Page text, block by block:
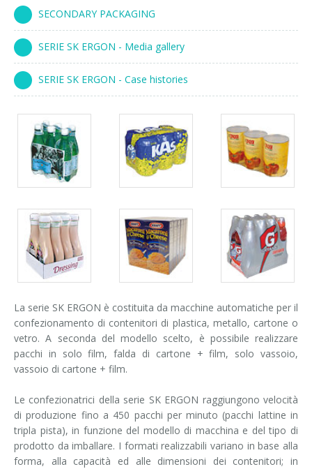
ingresso in linea
ingresso a 90°
Corsi palettizzatori
SECONDARY PACKAGING
SERIE SK ERGON - Media gallery
SERIE SK ERGON - Case histories
Packs
gallery
Packs
gallery
Packs
gallery
Packs
gallery
Packs
gallery
Packs
gallery
La serie SK ERGON è costituita da macchine automatiche per il
confezionamento di contenitori di plastica, metallo, cartone o
vetro. A seconda del modello scelto, è possibile realizzare
pacchi in solo film, falda di cartone + film, solo vassoio,
vassoio di cartone + film.
Le confezionatrici della serie SK ERGON raggiungono velocità
di produzione fino a 450 pacchi per minuto (pacchi lattine in
tripla pista), in funzione del modello di macchina e del tipo di
prodotto da imballare. I formati realizzabili variano in base alla
forma, alla capacità ed alle dimensioni dei contenitori; in